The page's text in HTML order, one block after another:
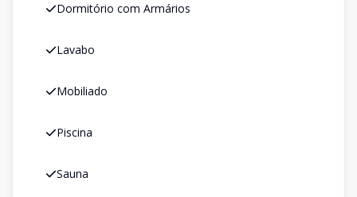
Dormitório com Armários
Lavabo
Mobiliado
Piscina
Sauna